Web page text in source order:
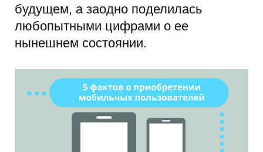
будущем, а заодно поделилась
любопытными цифрами о ее
нынешнем состоянии.